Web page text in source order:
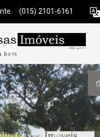
(015) 2101-6161